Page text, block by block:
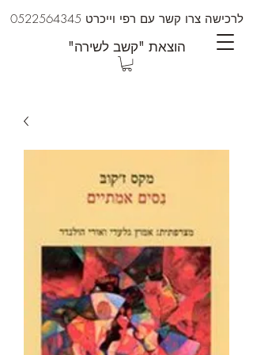
"הוצאת "קשב לשירה
לרכישה צרו קשר עם רפי וייכרט 0522564345